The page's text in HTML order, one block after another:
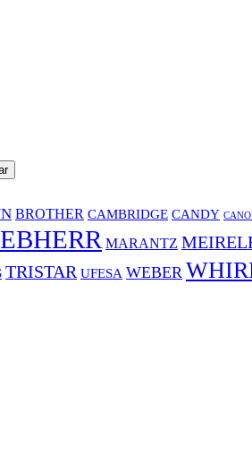
BROTHER CAMBRIDGE CANDY
MARANTZ
TRISTAR UFESA WEBER